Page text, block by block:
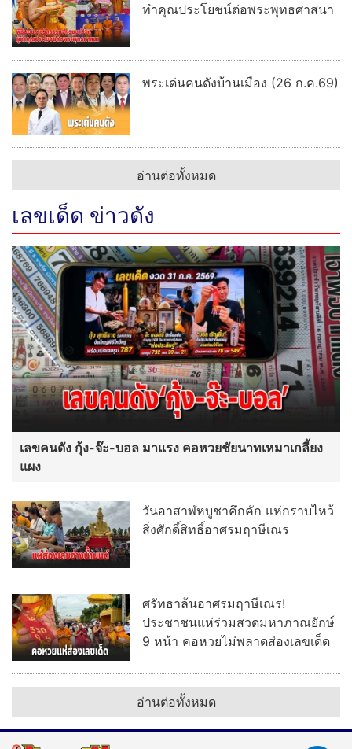
ทำคุณประโยชน์ต่อพระพุทธศาสนา
พระเด่นคนดังบ้านเมือง (26 ก.ค.69)
อ่านต่อทั้งหมด
เลขเด็ด ข่าวดัง
เลขคนดัง กุ้ง-จ๊ะ-บอล มาแรง คอหวยชัยนาทเหมาเกลี้ยง
แผง
วันอาสาฬหบูชาคึกคัก แห่กราบไหว้
สิ่งศักดิ์สิทธิ์อาศรมฤาษีเณร
ศรัทธาล้นอาศรมฤาษีเณร!
ประชาชนแห่ร่วมสวดมหาภาณยักษ์
9 หน้า คอหวยไม่พลาดส่องเลขเด็ด
อ่านต่อทั้งหมด